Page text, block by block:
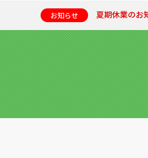
お知らせ 夏期休業のお